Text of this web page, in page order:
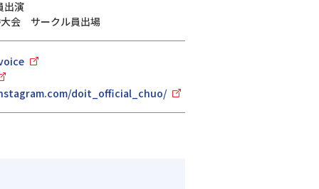
出演
会 サークル員出場
doit_official_chuo/